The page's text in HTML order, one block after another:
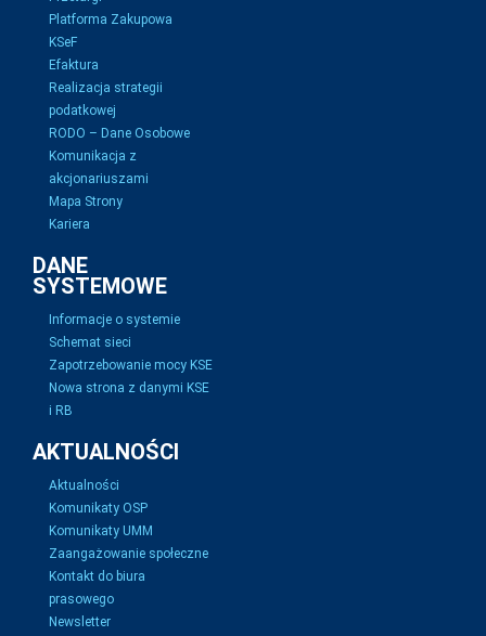
Platforma Zakupowa
KSeF
Efaktura
Realizacja strategii
podatkowej
RODO – Dane Osobowe
Komunikacja z
akcjonariuszami
Mapa Strony
Kariera
DANE
SYSTEMOWE
Informacje o systemie
Schemat sieci
Zapotrzebowanie mocy KSE
Nowa strona z danymi KSE
i RB
AKTUALNOŚCI
Aktualności
Komunikaty OSP
Komunikaty UMM
Zaangażowanie społeczne
Kontakt do biura
prasowego
Newsletter